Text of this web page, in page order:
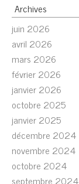
Archives
juin 2026
avril 2026
mars 2026
février 2026
janvier 2026
octobre 2025
janvier 2025
décembre 2024
novembre 2024
octobre 2024
septembre 2024